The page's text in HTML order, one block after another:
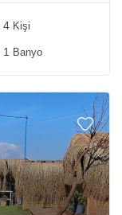
4 Kişi
1 Banyo